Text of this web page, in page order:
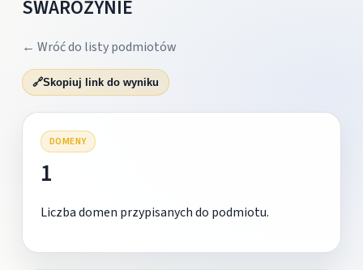
SWAROŻYNIE
← Wróć do listy podmiotów
🔗Skopiuj link do wyniku
DOMENY
1
Liczba domen przypisanych do podmiotu.